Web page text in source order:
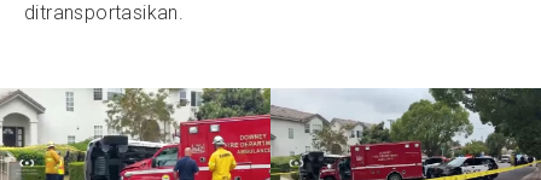
ditransportasikan.